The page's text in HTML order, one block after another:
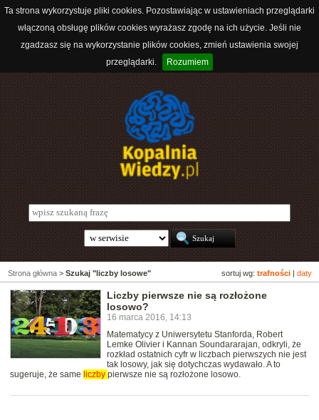
Ta strona wykorzystuje pliki cookies. Pozostawiając w ustawieniach przeglądarki
włączoną obsługę plików cookies wyrażasz zgodę na ich użycie. Jeśli nie
zgadzasz się na wykorzystanie plików cookies, zmień ustawienia swojej
przeglądarki.
Rozumiem
sortuj wg: trafności daty
Strona główna > Szukaj "liczby losowe"
Liczby pierwsze nie są rozłożone
losowo?
16 marca 2016, 14:13
Matematycy z Uniwersytetu Stanforda, Robert
Lemke Olivier i Kannan Soundararajan, odkryli, że
rozkład ostatnich cyfr w liczbach pierwszych nie jest
tak losowy, jak się dotychczas wydawało. A to
sugeruje, że same liczby pierwsze nie są rozłożone losowo.